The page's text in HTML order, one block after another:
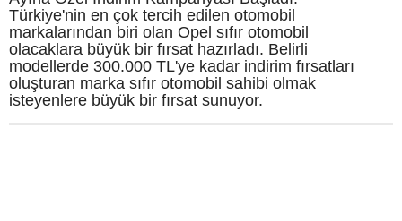
Türkiye'nin en çok tercih edilen otomobil
markalarından biri olan Opel sıfır otomobil
olacaklara büyük bir fırsat hazırladı. Belirli
modellerde 300.000 TL'ye kadar indirim fırsatları
oluşturan marka sıfır otomobil sahibi olmak
isteyenlere büyük bir fırsat sunuyor.